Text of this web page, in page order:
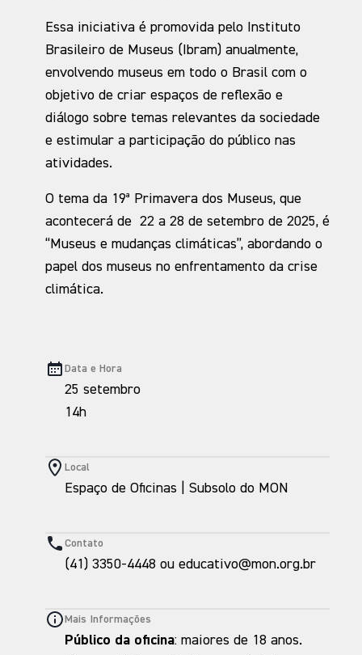
Essa iniciativa é promovida pelo Instituto
Brasileiro de Museus (Ibram) anualmente,
envolvendo museus em todo o Brasil com o
objetivo de criar espaços de reflexão e
diálogo sobre temas relevantes da sociedade
e estimular a participação do público nas
atividades.
O tema da 19ª Primavera dos Museus, que
acontecerá de 22 a 28 de setembro de 2025, é
“Museus e mudanças climáticas”, abordando o
papel dos museus no enfrentamento da crise
climática.
Data e Hora
25 setembro
14h
Local
Espaço de Oficinas | Subsolo do MON
Contato
(41) 3350-4448 ou educativo@mon.org.br
Mais Informações
Público da oficina: maiores de 18 anos.